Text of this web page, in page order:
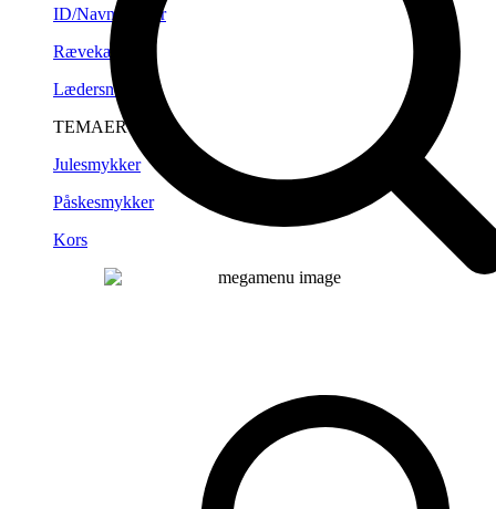
ID/Navneplader
Rævekæder
Lædersnørre
TEMAER
Julesmykker
Påskesmykker
Kors